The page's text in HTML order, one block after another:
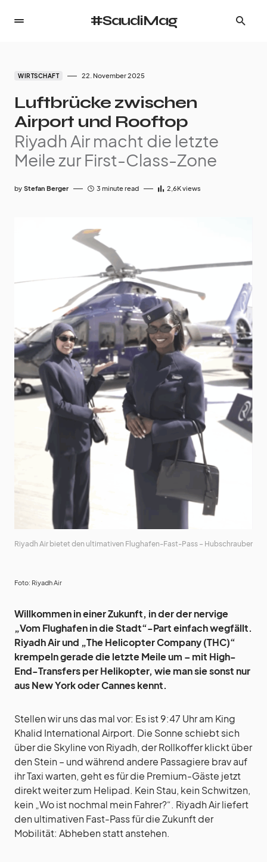
#SaudiMag
WIRTSCHAFT 22. November 2025
Luftbrücke zwischen
Airport und Rooftop
Riyadh Air macht die letzte
Meile zur First-Class-Zone
by Stefan Berger 3 minute read 2,6Kviews
Riyadh Air bietet den ultimativen Flughafen-Fast-Pass – Hubschrauber
Foto: Riyadh Air
Willkommen in einer Zukunft, in der der nervige
„Vom Flughafen in die Stadt“-Part einfach wegfällt.
Riyadh Air und „The Helicopter Company (THC)“
krempeln gerade die letzte Meile um – mit High-
End-Transfers per Helikopter, wie man sie sonst nur
aus New York oder Cannes kennt.
Stellen wir uns das mal vor: Es ist 9:47 Uhr am King
Khalid International Airport. Die Sonne schiebt sich
über die Skyline von Riyadh, der Rollkoffer klickt über
den Stein – und während andere Passagiere brav auf
ihr Taxi warten, geht es für die Premium-Gäste jetzt
direkt weiter zum Helipad. Kein Stau, kein Schwitzen,
kein „Wo ist nochmal mein Fahrer?“. Riyadh Air liefert
den ultimativen Fast-Pass für die Zukunft der
Mobilität: Abheben statt anstehen.